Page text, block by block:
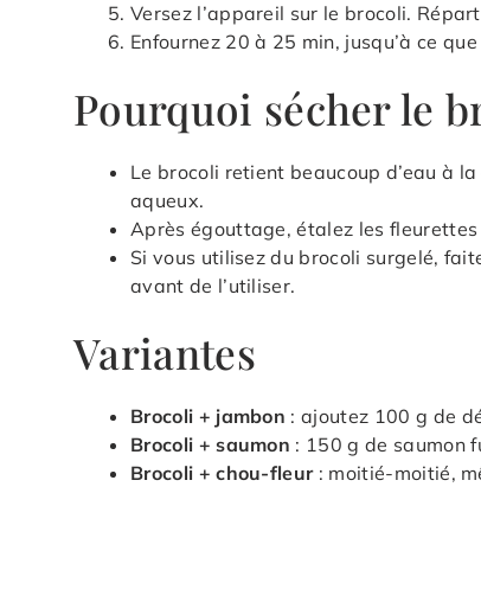
Versez l’appareil sur le brocoli.
Enfournez 20 à 25 min, jusqu’à ce
Pourquoi sécher le
Le brocoli retient beaucoup d’eau à
aqueux.
Après égouttage, étalez les
Si vous utilisez du brocoli surgelé,
avant de l’utiliser.
Variantes
Brocoli + jambon : ajoutez 100 g de
Brocoli + saumon : 150 g de saumon
Brocoli + chou-fleur: moitié-moitié,